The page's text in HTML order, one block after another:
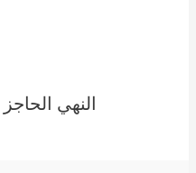
النهي